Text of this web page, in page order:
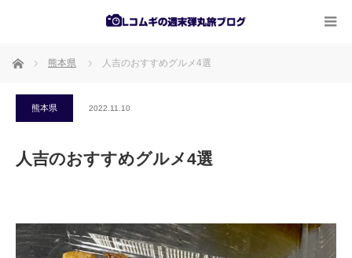
ホーム 熊本県 人吉のおすすめグルメ4選
熊本県 2022.11.10
人吉のおすすめグルメ4選